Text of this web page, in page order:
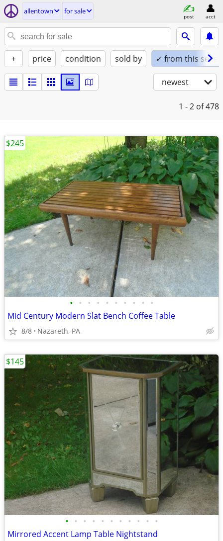
allentown for sale
post acct
+ price condition sold by ✓ from this seller
newest
1 - 2 of 478
• • • • • • • • • •
Mid Century Modern Slat Bench Coffee Table
8/8 Nazareth, PA
$245
• • • • • • • • • • •
Mirrored Accent Lamp Table Nightstand
$145